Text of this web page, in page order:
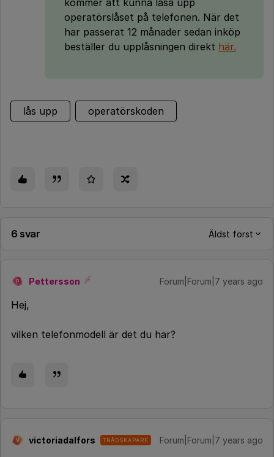
kommer att kunna låsa upp
operatörslåset på telefonen. När det
har passerat 12 månader sedan inköp
beställer du upplåsningen direkt här.
lås upp operatörskoden
6 svar Äldst först
P Pettersson Forum|Forum|7 years ago
Hej,
vilken telefonmodell är det du har?
V victoriadalfors TRÅDSKAPARE Forum|Forum|7 years ago